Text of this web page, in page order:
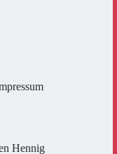
Hennig